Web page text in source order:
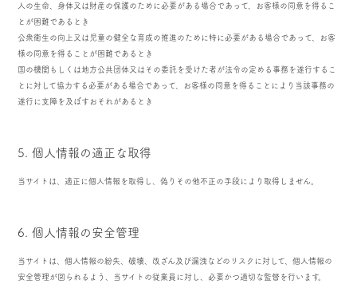
人の生命、身体又は財産の保護のために必要がある場合であって、お客様の同意を得るこ
とが困難であるとき
公衆衛生の向上又は児童の健全な育成の推進のために特に必要がある場合であって、お客
様の同意を得ることが困難であるとき
国の機関もしくは地方公共団体又はその委託を受けた者が法令の定める事務を遂行するこ
とに対して協力する必要がある場合であって、お客様の同意を得ることにより当該事務の
遂行に支障を及ぼすおそれがあるとき
5. 個人情報の適正な取得
当サイトは、適正に個人情報を取得し、偽りその他不正の手段により取得しません。
6. 個人情報の安全管理
当サイトは、個人情報の紛失、破壊、改ざん及び漏洩などのリスクに対して、個人情報の
安全管理が図られるよう、当サイトの従業員に対し、必要かつ適切な監督を行います。